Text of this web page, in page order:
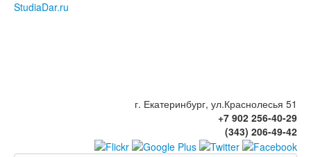
StudiaDar.ru
г. Екатеринбург, ул.Краснолесья 51
+7 902 256-40-29
(343) 206-49-42